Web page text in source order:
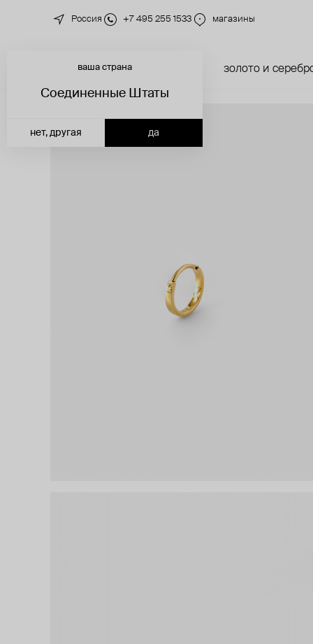
Россия +7 495 255 1533 магазины
новинки золото и
ваша страна
Соединенные Штаты
да
нет, другая